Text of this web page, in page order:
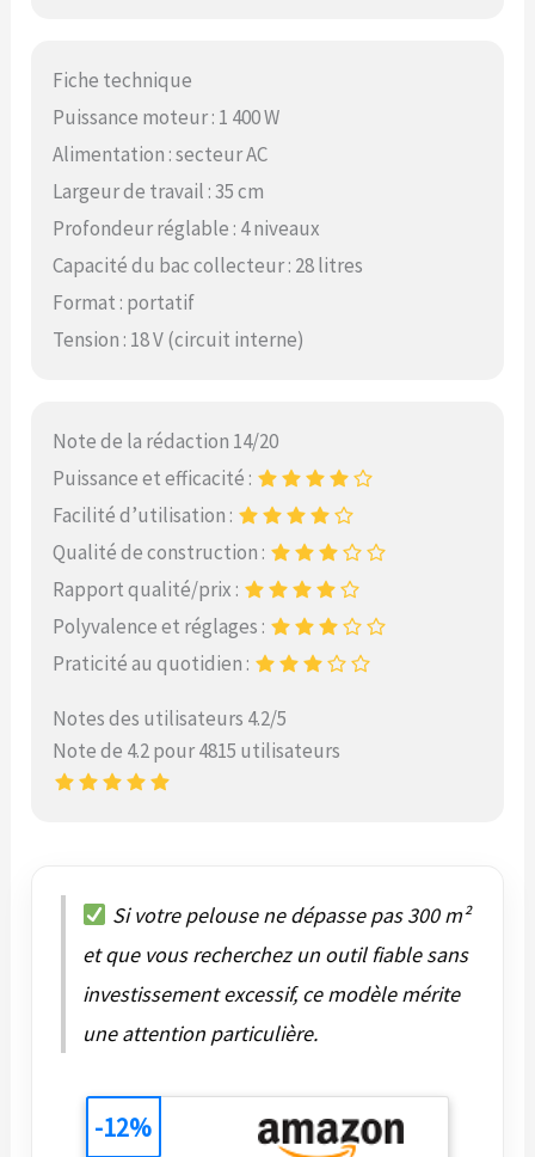
Fiche technique
Puissance moteur : 1 400 W
Alimentation : secteur AC
Largeur de travail : 35 cm
Profondeur réglable : 4 niveaux
Capacité du bac collecteur : 28 litres
Format : portatif
Tension : 18 V (circuit interne)
Note de la rédaction 14/20
Puissance et efficacité :
Facilité d’utilisation :
Qualité de construction :
Rapport qualité/prix :
Polyvalence et réglages :
Praticité au quotidien :
Notes des utilisateurs 4.2/5
Note de 4.2 pour 4815 utilisateurs
Si votre pelouse ne dépasse pas 300 m²
et que vous recherchez un outil fiable sans
investissement excessif, ce modèle mérite
une attention particulière.
-12%